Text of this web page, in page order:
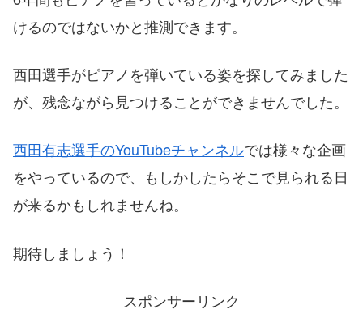
けるのではないかと推測できます。
西田選手がピアノを弾いている姿を探してみました
が、残念ながら見つけることができませんでした。
西田有志選手のYouTubeチャンネルでは様々な企画
をやっているので、もしかしたらそこで見られる日
が来るかもしれませんね。
期待しましょう！
スポンサーリンク